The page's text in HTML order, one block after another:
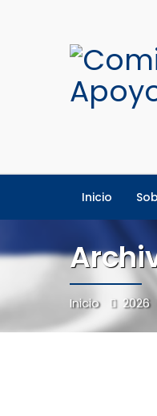
Inicio
Inicio 2026